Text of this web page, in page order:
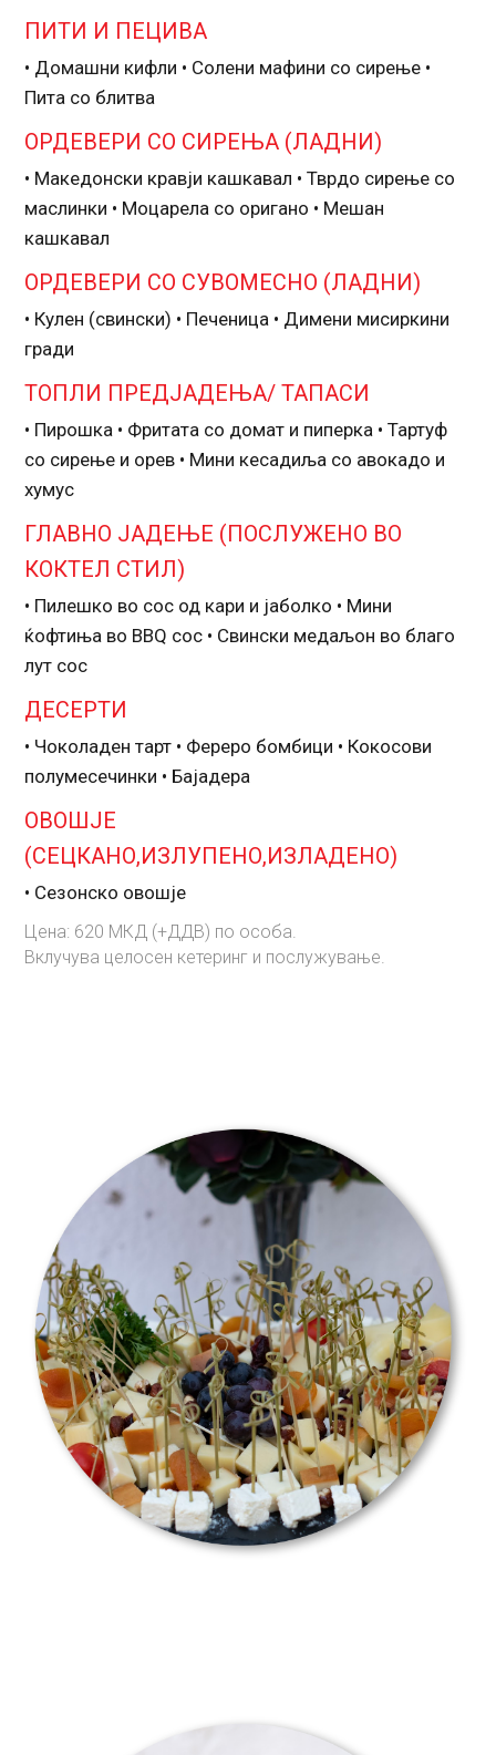
ПИТИ И ПЕЦИВА
• Домашни кифли • Солени мафини со сирење •
Пита со блитва
ОРДЕВЕРИ СО СИРЕЊА (ЛАДНИ)
• Македонски кравји кашкавал • Тврдо сирење со
маслинки • Моцарела со оригано • Мешан
кашкавал
ОРДЕВЕРИ СО СУВОМЕСНО (ЛАДНИ)
• Кулен (свински) • Печеница • Димени мисиркини
гради
ТОПЛИ ПРЕДЈАДЕЊА/ ТАПАСИ
• Пирошка • Фритата со домат и пиперка • Тартуф
со сирење и орев • Мини кесадиља со авокадо и
хумус
ГЛАВНО ЈАДЕЊЕ (ПОСЛУЖЕНО ВО
КОКТЕЛ СТИЛ)
• Пилешко во сос од кари и јаболко • Мини
ќофтиња во BBQ сос • Свински медаљон во благо
лут сос
ДЕСЕРТИ
• Чоколаден тарт • Фереро бомбици • Кокосови
полумесечинки • Бајадера
ОВОШЈЕ
(СЕЦКАНО,ИЗЛУПЕНО,ИЗЛАДЕНО)
• Сезонско овошје
Цена: 620 МКД (+ДДВ) по особа.
Вклучува целосен кетеринг и послужување.